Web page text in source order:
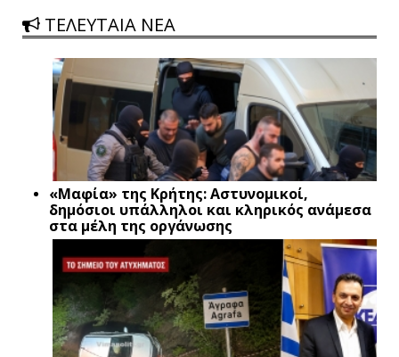
ΤΕΛΕΥΤΑΙΑ ΝΕΑ
«Μαφία» της Κρήτης: Αστυνομικοί,
δημόσιοι υπάλληλοι και κληρικός ανάμεσα
στα μέλη της οργάνωσης